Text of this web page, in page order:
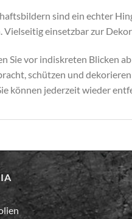
sind ein echter
Vielseitig einsetzbar zur
Sie vor indiskreten Blicken
schützen und
können jederzeit wieder